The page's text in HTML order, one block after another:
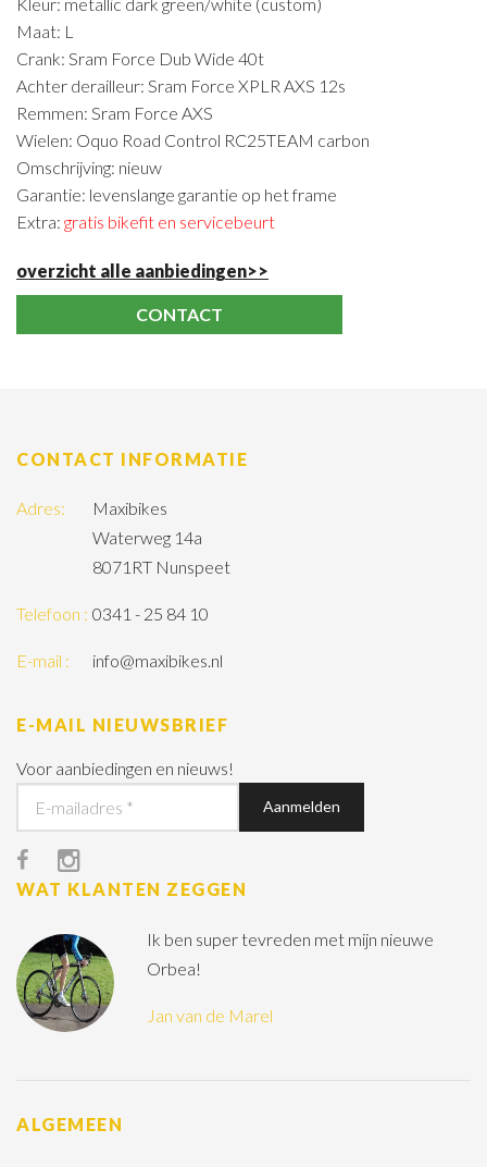
Maat: L
Crank: Sram Force Dub Wide 40t
Achter derailleur: Sram Force XPLR AXS 12s
Remmen: Sram Force AXS
Wielen: Oquo Road Control RC25TEAM carbon
Omschrijving: nieuw
Garantie: levenslange garantie op het frame
Extra: gratis bikefit en servicebeurt
overzicht alle aanbiedingen>>
CONTACT
CONTACT INFORMATIE
Adres:
Maxibikes
Waterweg 14a
8071RT Nunspeet
Telefoon : 0341 - 25 84 10
E-mail : info@maxibikes.nl
E-MAIL NIEUWSBRIEF
Voor aanbiedingen en nieuws!
WAT KLANTEN ZEGGEN
Ik ben super tevreden met mijn nieuwe
Orbea!
Jan van de Marel
ALGEMEEN